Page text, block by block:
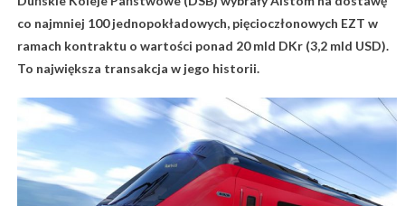
co najmniej 100 jednopokładowych, pięcioczłonowych EZT w
ramach kontraktu o wartości ponad 20 mld DKr (3,2 mld USD).
To największa transakcja w jego historii.